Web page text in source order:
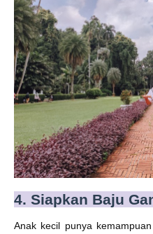
4. Siapkan Baju
Anak kecil punya